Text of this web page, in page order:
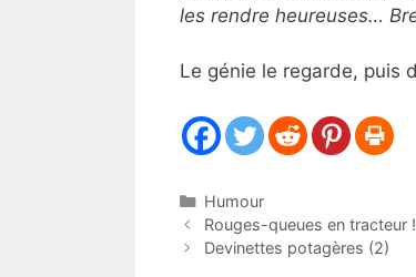
les rendre heureuses…
Le génie le regarde, puis
Catégories
Humour
Rouges-queues en tracteur !
Devinettes potagères (2)